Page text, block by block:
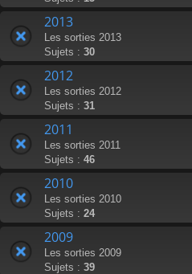
2013
Les sorties 2013
Sujets : 30
2012
Les sorties 2012
Sujets : 31
2011
Les sorties 2011
Sujets : 46
2010
Les sorties 2010
Sujets : 24
2009
Les sorties 2009
Sujets : 39